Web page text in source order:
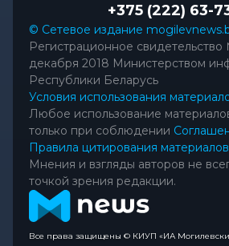
+375 (222) 63-
© Сетевое издание
Регистрационное
декабря 2018 Министерством
Республики Беларусь
Условия использования
Любое использование
только при соблюдении
Правила цитирования
Мнения и взгляды авторов не
точкой зрения редакции.
Все права защищены © КИУП «ИА